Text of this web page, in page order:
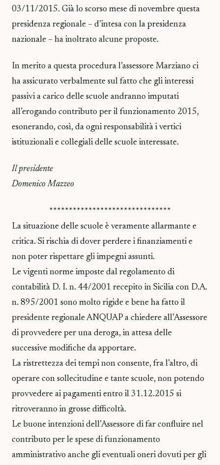
03/11/2015. Già lo scorso mese di novembre questa
presidenza regionale – d’intesa con la presidenza
nazionale – ha inoltrato alcune proposte.
In merito a questa procedura l’assessore Marziano ci
ha assicurato verbalmente sul fatto che gli interessi
passivi a carico delle scuole andranno imputati
all’erogando contributo per il funzionamento 2015,
esonerando, così, da ogni responsabilità i vertici
istituzionali e collegiali delle scuole interessate.
Il presidente
Domenico Mazzeo
*******************************
La situazione delle scuole è veramente allarmante e
critica. Si rischia di dover perdere i finanziamenti e
non poter rispettare gli impegni assunti.
Le vigenti norme imposte dal regolamento di
contabilità D. I. n. 44/2001 recepito in Sicilia con D.A.
n. 895/2001 sono molto rigide e bene ha fatto il
presidente regionale ANQUAP a chiedere all’Assessore
di provvedere per una deroga, in attesa delle
successive modifiche da apportare.
La ristrettezza dei tempi non consente, fra l’altro, di
operare con sollecitudine e tante scuole, non potendo
provvedere ai pagamenti entro il 31.12.2015 si
ritroveranno in grosse difficoltà.
Le buone intenzioni dell’Assessore di far confluire nel
contributo per le spese di funzionamento
amministrativo anche gli eventuali oneri dovuti per gli